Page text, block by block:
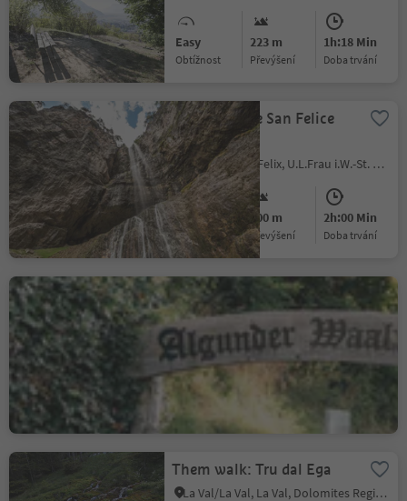
Easy
Obtížnost
223 m
Převýšení
1h:18 Min
doba trvání
Hiking to the San Felice
Waterfalls
San Felice/St. Felix, U.L.Frau i.W.-St. Felix/Senale-S.Felice, Meran/Merano and environs
Easy
Obtížnost
200 m
Převýšení
2h:00 Min
doba trvání
Algund Waalweg canal
trail
Easy
Převýšení
1h:08 Min
doba trvání
Them walk: Tru dal Ega
La Val/La Val, La Val, Dolomites Region Kronplatz/Plan de Corones